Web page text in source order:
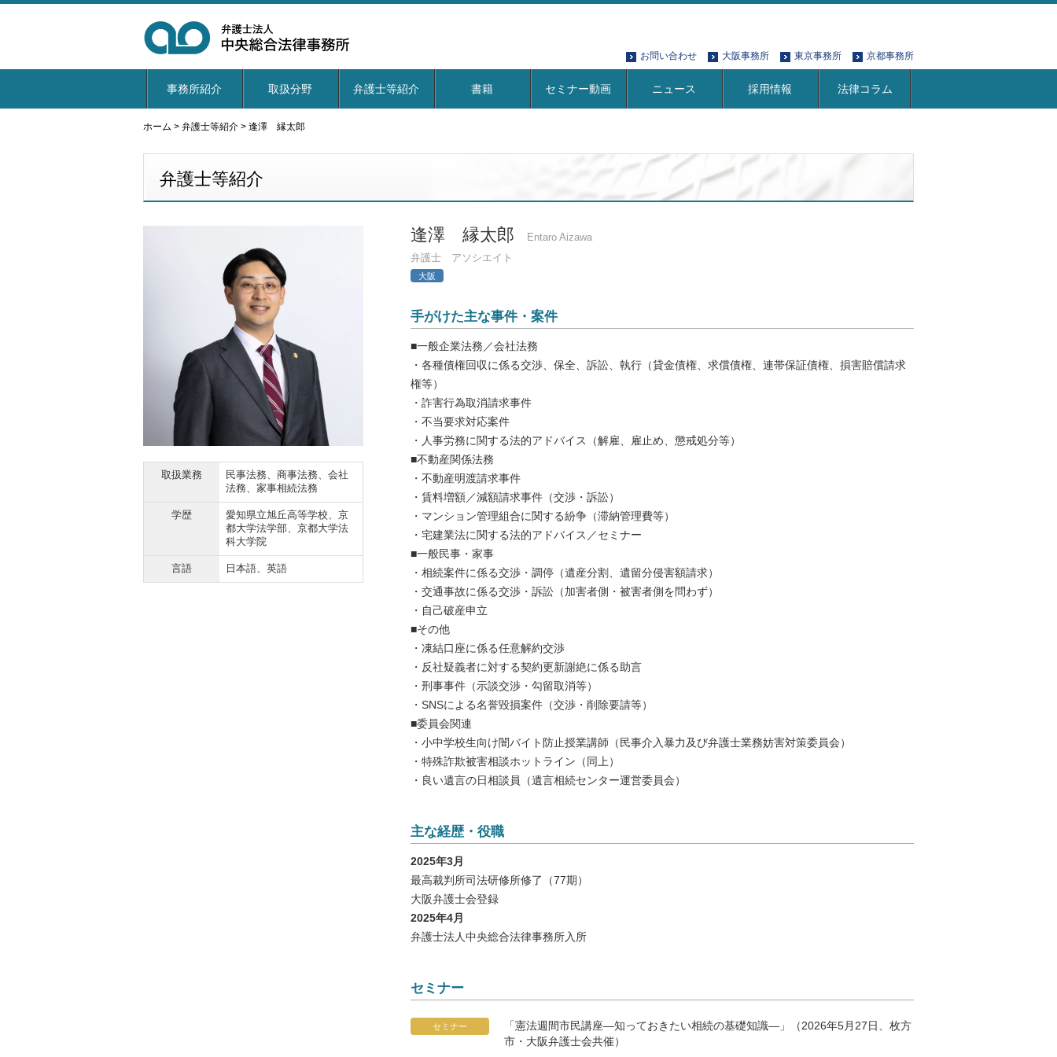
お問い合わせ 大阪事務所 東京事務所 京都事務所
事務所紹介 取扱分野 弁護士等紹介 書籍 セミナー動画 ニュース 採用情報 法律コラム
ホーム > 弁護士等紹介 > 逢澤 縁太郎
弁護士等紹介
逢澤 縁太郎
Entaro Aizawa
弁護士 アソシエイト
大阪
手がけた主な事件・案件
■一般企業法務／会社法務
・各種債権回収に係る交渉、保全、訴訟、執行（貸金債権、求償債権、連帯保証債権、損害賠償請求
権等）
・詐害行為取消請求事件
・不当要求対応案件
・人事労務に関する法的アドバイス（解雇、雇止め、懲戒処分等）
■不動産関係法務
・不動産明渡請求事件
・賃料増額／減額請求事件（交渉・訴訟）
・マンション管理組合に関する紛争（滞納管理費等）
・宅建業法に関する法的アドバイス／セミナー
■一般民事・家事
・相続案件に係る交渉・調停（遺産分割、遺留分侵害額請求）
・交通事故に係る交渉・訴訟（加害者側・被害者側を問わず）
・自己破産申立
■その他
・凍結口座に係る任意解約交渉
・反社疑義者に対する契約更新謝絶に係る助言
・刑事事件（示談交渉・勾留取消等）
・SNSによる名誉毀損案件（交渉・削除要請等）
■委員会関連
・小中学校生向け闇バイト防止授業講師（民事介入暴力及び弁護士業務妨害対策委員会）
・特殊詐欺被害相談ホットライン（同上）
・良い遺言の日相談員（遺言相続センター運営委員会）
主な経歴・役職
2025年3月
最高裁判所司法研修所修了（77期）
大阪弁護士会登録
2025年4月
弁護士法人中央総合法律事務所入所
セミナー
セミナー
「憲法週間市民講座―知っておきたい相続の基礎知識―」（2026年5月27日、枚方
市・大阪弁護士会共催）
取扱業務
民事法務、商事法務、会社
法務、家事相続法務
学歴
愛知県立旭丘高等学校、京
都大学法学部、京都大学法
科大学院
言語 日本語、英語